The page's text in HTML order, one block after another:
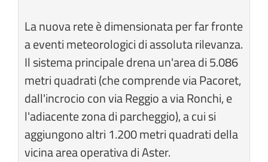
La nuova rete è dimensionata per far fronte
a eventi meteorologici di assoluta rilevanza.
Il sistema principale drena un'area di 5.086
metri quadrati (che comprende via Pacoret,
dall'incrocio con via Reggio a via Ronchi, e
l'adiacente zona di parcheggio), a cui si
aggiungono altri 1.200 metri quadrati della
vicina area operativa di Aster.